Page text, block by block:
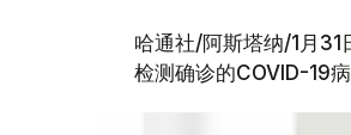
哈通社/阿斯塔纳/1月
检测确诊的COVID-19病